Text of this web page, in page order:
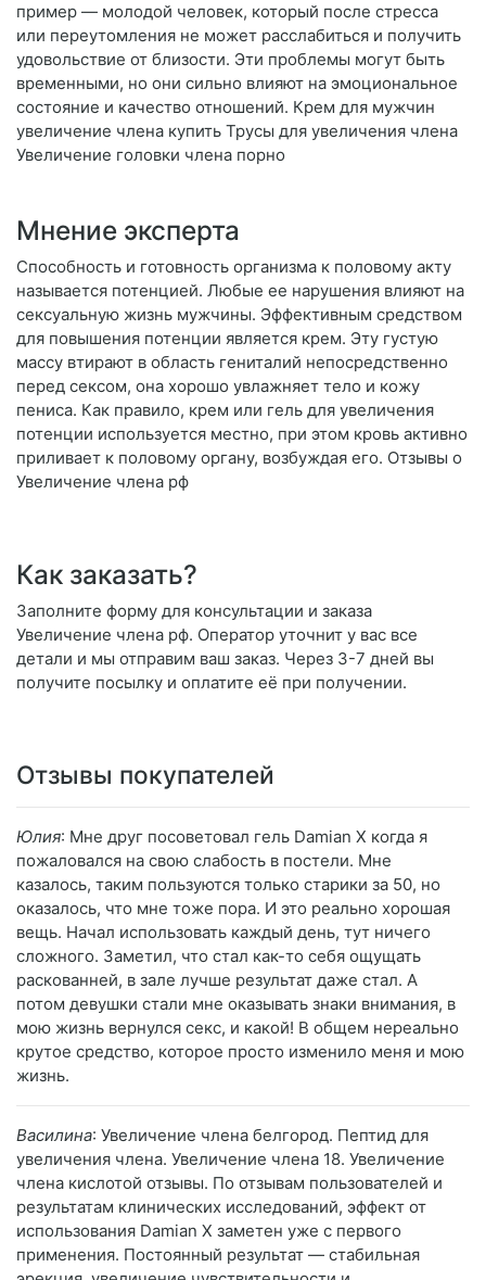
пример — молодой человек, который после стресса
или переутомления не может расслабиться и получить
удовольствие от близости. Эти проблемы могут быть
временными, но они сильно влияют на эмоциональное
состояние и качество отношений. Крем для мужчин
увеличение члена купить Трусы для увеличения члена
Увеличение головки члена порно
Мнение эксперта
Способность и готовность организма к половому акту
называется потенцией. Любые ее нарушения влияют на
сексуальную жизнь мужчины. Эффективным средством
для повышения потенции является крем. Эту густую
массу втирают в область гениталий непосредственно
перед сексом, она хорошо увлажняет тело и кожу
пениса. Как правило, крем или гель для увеличения
потенции используется местно, при этом кровь активно
приливает к половому органу, возбуждая его. Отзывы о
Увеличение члена рф
Как заказать?
Заполните форму для консультации и заказа
Увеличение члена рф. Оператор уточнит у вас все
детали и мы отправим ваш заказ. Через 3-7 дней вы
получите посылку и оплатите её при получении.
Отзывы покупателей
Юлия: Мне друг посоветовал гель Damian X когда я
пожаловался на свою слабость в постели. Мне
казалось, таким пользуются только старики за 50, но
оказалось, что мне тоже пора. И это реально хорошая
вещь. Начал использовать каждый день, тут ничего
сложного. Заметил, что стал как-то себя ощущать
раскованней, в зале лучше результат даже стал. А
потом девушки стали мне оказывать знаки внимания, в
мою жизнь вернулся секс, и какой! В общем нереально
крутое средство, которое просто изменило меня и мою
жизнь.
Василина: Увеличение члена белгород. Пептид для
увеличения члена. Увеличение члена 18. Увеличение
члена кислотой отзывы. По отзывам пользователей и
результатам клинических исследований, эффект от
использования Damian X заметен уже с первого
применения. Постоянный результат — стабильная